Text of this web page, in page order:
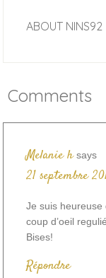
ABOUT NINS92
Comments
Melanie h says
21 septembre
Je suis heureuse
coup d’oeil
Bises!
Répondre